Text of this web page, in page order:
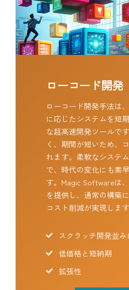
ローコード開発
ローコード開発手法は
に応じたシステムを短
な超高速開発ツールで
く、期間が短いため、
れます。柔軟なシステ
で、時代の変化にも素
す。Magic Softwareは
を提供し、通常の構築
コスト削減が実現します
スクラッチ開発並
低価格と短納期
拡張性